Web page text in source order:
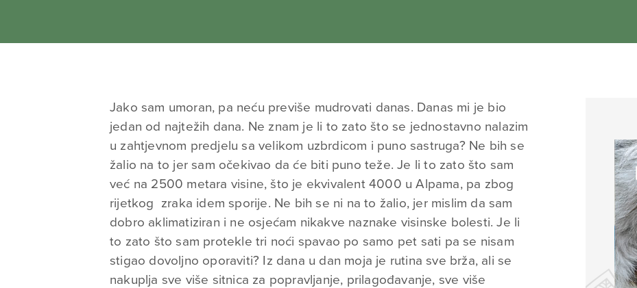
Jako sam umoran, pa neću previše mudrovati danas. Danas mi je bio
jedan od najtežih dana. Ne znam je li to zato što se jednostavno nalazim
u zahtjevnom predjelu sa velikom uzbrdicom i puno sastruga? Ne bih se
žalio na to jer sam očekivao da će biti puno teže. Je li to zato što sam
već na 2500 metara visine, što je ekvivalent 4000 u Alpama, pa zbog
rijetkog zraka idem sporije. Ne bih se ni na to žalio, jer mislim da sam
dobro aklimatiziran i ne osjećam nikakve naznake visinske bolesti. Je li
to zato što sam protekle tri noći spavao po samo pet sati pa se nisam
stigao dovoljno oporaviti? Iz dana u dan moja je rutina sve brža, ali se
nakuplja sve više sitnica za popravljanje, prilagođavanje, sve više